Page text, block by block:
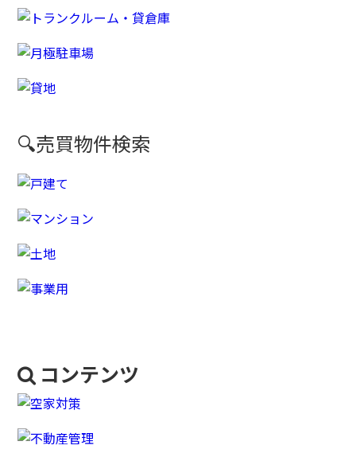
🔍売買物件検索
コンテンツ